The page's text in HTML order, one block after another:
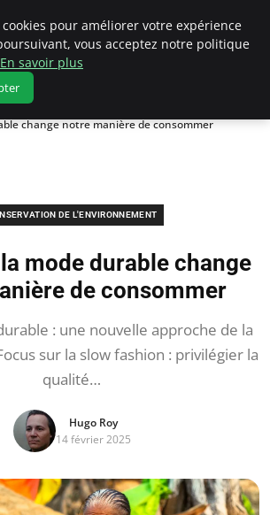
l'environnement
change notre manière de consommer
DE L'ENVIRONNEMENT
mode durable change
de consommer
: une nouvelle approche de la
sur la slow fashion : privilégier la
qualité…
Hugo Roy
14 février 2025
pour améliorer votre expérience
vous acceptez notre politique
En savoir plus